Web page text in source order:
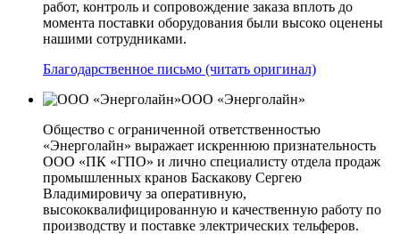
работ, контроль и сопровождение заказа вплоть до
момента поставки оборудования были высоко оценены
нашими сотрудниками.
Благодарственное письмо (читать оригинал)
ООО «Энерголайн»
Общество с ограниченной ответственностью
«Энерголайн» выражает искреннюю признательность
ООО «ПК «ГПО» и лично специалисту отдела продаж
промышленных кранов Баскакову Сергею
Владимировичу за оперативную,
высококвалифицированную и качественную работу по
производству и поставке электрических тельферов.